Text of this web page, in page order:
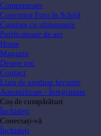
Compresoare
Convertor Foto în Schiță
Curatare cu ultrasunete
Purificatoare de aer
Home
Magazin
Despre noi
Contact
Lista de produse favorite
Autentificare / Înregistrare
Coș de cumpărături
Închideți
Conectați-vă
Închideți